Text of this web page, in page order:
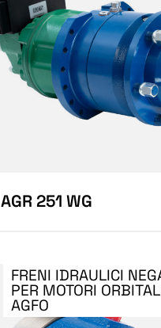
AGR 251 WG
FRENI IDRAULICI
PER MOTORI
AGFO